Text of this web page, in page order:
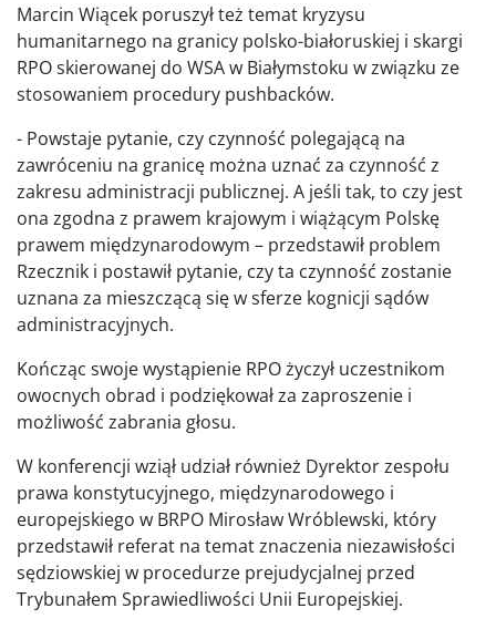
Marcin Wiącek poruszył też temat kryzysu
humanitarnego na granicy polsko-białoruskiej i skargi
RPO skierowanej do WSA w Białymstoku w związku ze
stosowaniem procedury pushbacków.
- Powstaje pytanie, czy czynność polegającą na
zawróceniu na granicę można uznać za czynność z
zakresu administracji publicznej. A jeśli tak, to czy jest
ona zgodna z prawem krajowym i wiążącym Polskę
prawem międzynarodowym – przedstawił problem
Rzecznik i postawił pytanie, czy ta czynność zostanie
uznana za mieszczącą się w sferze kognicji sądów
administracyjnych.
Kończąc swoje wystąpienie RPO życzył uczestnikom
owocnych obrad i podziękował za zaproszenie i
możliwość zabrania głosu.
W konferencji wziął udział również Dyrektor zespołu
prawa konstytucyjnego, międzynarodowego i
europejskiego w BRPO Mirosław Wróblewski, który
przedstawił referat na temat znaczenia niezawisłości
sędziowskiej w procedurze prejudycjalnej przed
Trybunałem Sprawiedliwości Unii Europejskiej.